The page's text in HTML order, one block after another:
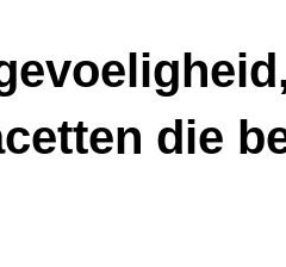
die